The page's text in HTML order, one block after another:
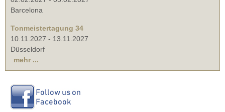
Barcelona
Tonmeistertagung 34
10.11.2027 - 13.11.2027
Düsseldorf
mehr ...